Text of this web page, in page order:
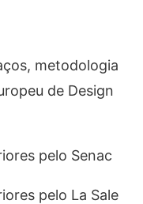
metodologia
de Design
pelo Senac
pelo La Sale